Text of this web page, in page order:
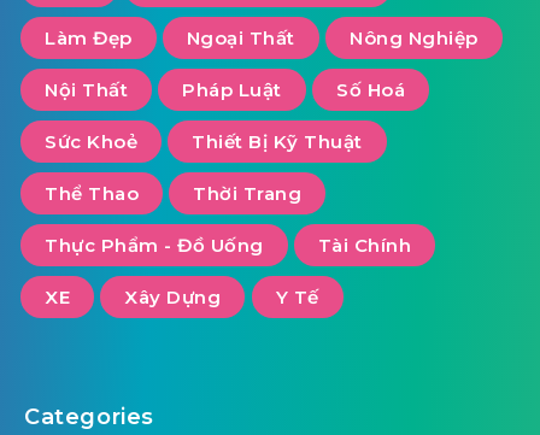
Làm Đẹp Ngoại Thất Nông Nghiệp
Nội Thất Pháp Luật Số Hoá
Sức Khoẻ Thiết Bị Kỹ Thuật
Thể Thao Thời Trang
Thực Phẩm - Đồ Uống Tài Chính
XE Xây Dựng Y Tế
Categories